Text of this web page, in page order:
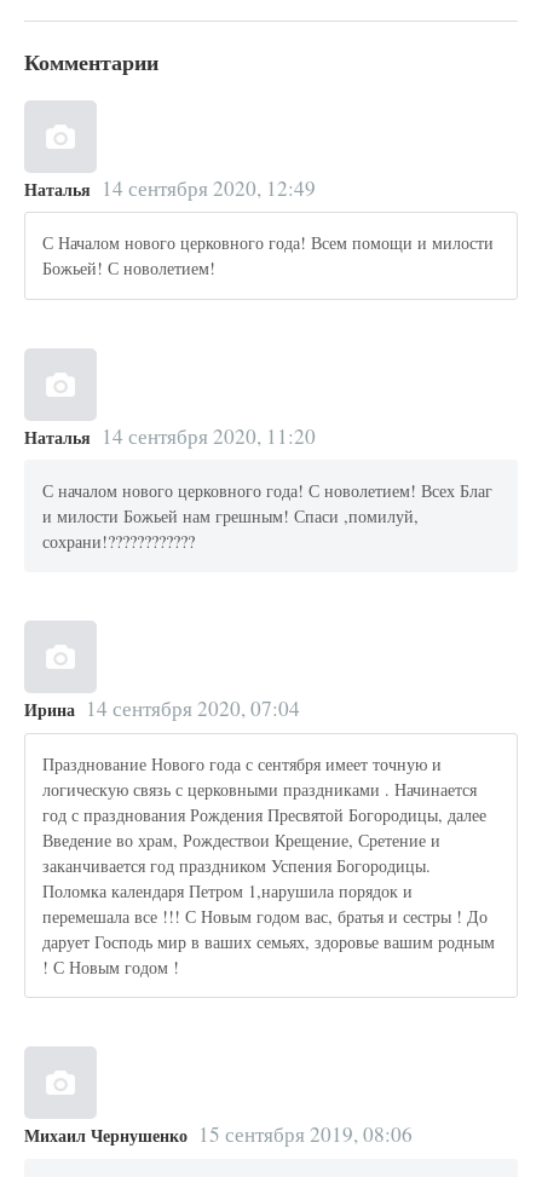
Комментарии
Наталья 14 сентября 2020, 12:49
С Началом нового церковного года! Всем помощи и милости
Божьей! С новолетием!
Наталья 14 сентября 2020, 11:20
С началом нового церковного года! С новолетием! Всех Благ
и милости Божьей нам грешным! Спаси ,помилуй,
сохрани!????????????
Ирина 14 сентября 2020, 07:04
Празднование Нового года с сентября имеет точную и
логическую связь с церковными праздниками . Начинается
год с празднования Рождения Пресвятой Богородицы, далее
Введение во храм, Рождествои Крещение, Сретение и
заканчивается год праздником Успения Богородицы.
Поломка календаря Петром 1,нарушила порядок и
перемешала все !!! С Новым годом вас, братья и сестры ! До
дарует Господь мир в ваших семьях, здоровье вашим родным
! С Новым годом !
Михаил Чернушенко 15 сентября 2019, 08:06